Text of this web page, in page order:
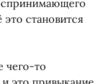
становится
чего-то